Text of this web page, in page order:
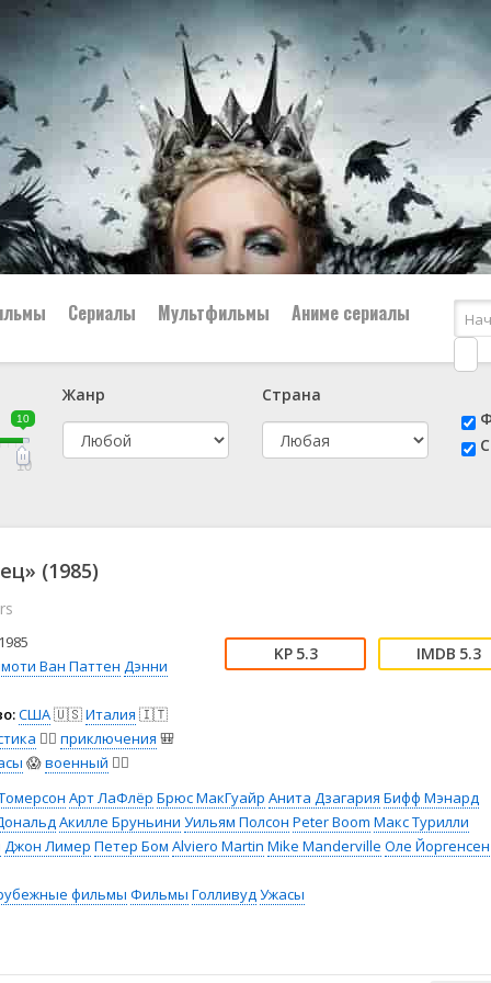
👨‍✈️ Военный
🕵️‍♂️ Детектив
тв
😱 Ужасы
🤠 Фильм-нуар
🧝‍♂️ Фэнтези
Сериалы Мультфильмы Аниме сериалы
10
10
Жанр
Страна
(1985)
1985
Ван Паттен Дэнни
США🇺🇸Италия 🇮🇹
🧙‍♀️ приключения 🎒
😱военный 👨‍✈️
5.3 5.3
Арт ЛаФлёр Брюс МакГуайр Анита Дзагария Бифф Мэнард
Акилле Бруньини Уильям Полсон Peter Boom Макс Турилли
Джон Лимер Петер Бом Alviero Martin Mike Manderville Оле Йоргенсен
фильмы Фильмы ГолливудУжасы